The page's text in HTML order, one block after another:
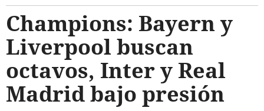
Champions: Bayern y
Liverpool buscan
octavos, Inter y Real
Madrid bajo presión